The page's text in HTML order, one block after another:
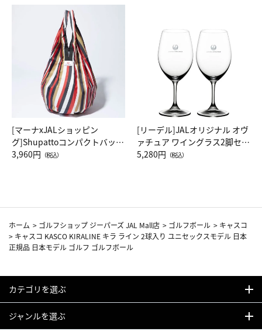
[マーナxJALショッピン
グ]Shupattoコンパクトバッグ
Drop JAL客室乗務員（LC）ス
3,960円 （税込）
[リーデル]JALオリジナル オヴ
ァチュア ワイングラス2脚セッ
ト（レッドワイン）
5,280円 （税込）
ホーム > ゴルフショップ ジーパーズ JAL Mall店 > ゴルフボール > キャスコ
> キャスコ KASCO KIRALINE キラ ライン 2球入り ユニセックスモデル 日本
正規品 日本モデル ゴルフ ゴルフボール
カテゴリを選ぶ
ジャンルを選ぶ